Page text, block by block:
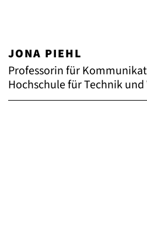
JONA PIEHL
Professorin für
Hochschule für Technik